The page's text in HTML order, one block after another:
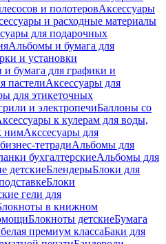
и полотеровАксессуары
и расходные материалы
для подарочных
Альбомы и бумага для
и установки
бумага для графики и
пастелиАксессуары для
для этикеточных
и электропечиБаллоны со
к кулерам для воды,
нимАкссесуары для
тетрадиАльбомы для
бухгалтерскиеАльбомы для
детскиеБлендерыБлоки для
Блоки
гели для
в книжном
Блокноты детскиеБумага
премиум классаБаки для